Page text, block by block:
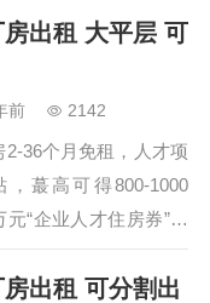
交通便捷，距离嘉善西
湖高速口）仅需11分
（G1521常嘉高速口）
土地资源可供选择…
房出租 大平层 可
前 2142
36个月免租，人才项
，蕞高可得800-1000
“企业人才住房券”，
贴蕞高3000万元，具
通便捷，距离嘉善南
房出租 可分割出